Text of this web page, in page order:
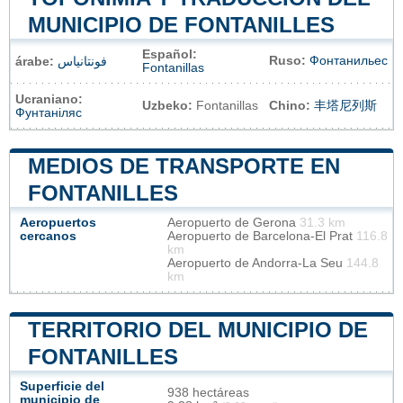
MUNICIPIO DE FONTANILLES
árabe: فونتانياس
Español:
Fontanillas
Ruso: Фонтанильес
Ucraniano:
Фунтаніляс
Uzbeko: Fontanillas Chino: 丰塔尼列斯
MEDIOS DE TRANSPORTE EN
FONTANILLES
Aeropuertos
cercanos
Aeropuerto de Gerona 31.3 km
Aeropuerto de Barcelona-El Prat 116.8
km
Aeropuerto de Andorra-La Seu 144.8
km
TERRITORIO DEL MUNICIPIO DE
FONTANILLES
Superficie del
municipio de
938 hectáreas